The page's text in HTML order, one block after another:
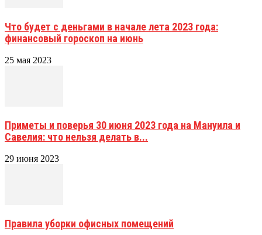
Что будет с деньгами в начале лета 2023 года:
финансовый гороскоп на июнь
25 мая 2023
Приметы и поверья 30 июня 2023 года на Мануила и
Савелия: что нельзя делать в...
29 июня 2023
Правила уборки офисных помещений